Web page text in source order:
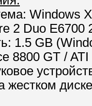
Windows
2 Duo
1.5 GB
8800 GT /
жестком